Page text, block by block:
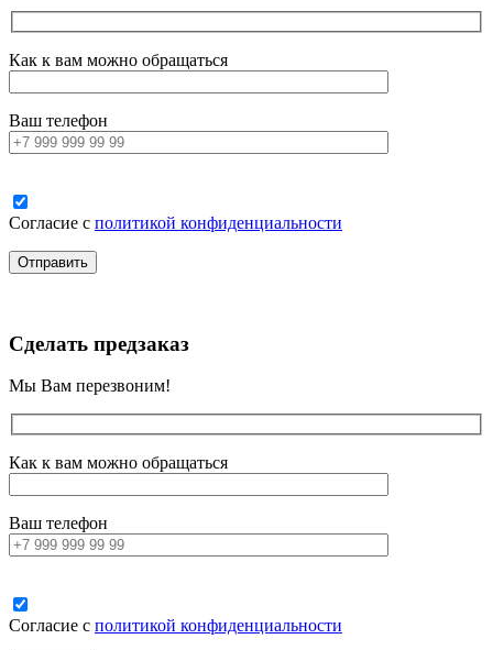
Как к вам можно обращаться
Ваш телефон
Согласие с политикой конфиденциальности
Сделать предзаказ
Мы Вам перезвоним!
Как к вам можно обращаться
Ваш телефон
Согласие с политикой конфиденциальности